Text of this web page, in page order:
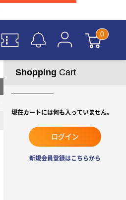
Shopping Cart
現在カートには何も入っていません。
ログイン
新規会員登録はこちらから